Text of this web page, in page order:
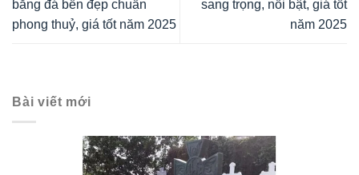
bằng đá bền đẹp chuẩn
phong thuỷ, giá tốt năm 2025
sang trọng, nổi bật, giá tốt
năm 2025
Bài viết mới